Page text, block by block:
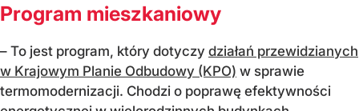
Program mieszkaniowy
– To jest program, który dotyczy działań przewidzianych
w Krajowym Planie Odbudowy (KPO) w sprawie
termomodernizacji. Chodzi o poprawę efektywności